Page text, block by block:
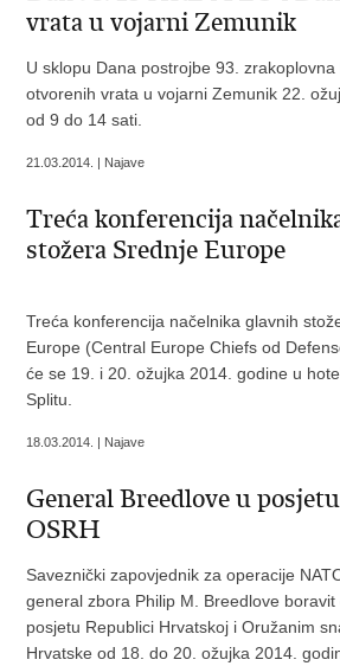
vrata u vojarni Zemunik
U sklopu Dana postrojbe 93.
otvorenih vrata u vojarni Zemunik 22.
od 9 do 14 sati.
21.03.2014. | Najave
Treća konferencija
stožera Srednje Europe
Treća konferencija načelnika glavnih
Europe (Central Europe Chiefs od
će se 19. i 20. ožujka 2014. godine u
Splitu.
18.03.2014. | Najave
General Breedlove u
OSRH
Saveznički zapovjednik za operacije
general zbora Philip M. Breedlove
posjetu Republici Hrvatskoj i Oružanim
Hrvatske od 18. do 20. ožujka 2014.